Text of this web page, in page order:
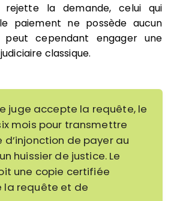
la demande, celui qui
paiement ne possède aucun
peut cependant engager une
classique.
juge accepte la requête, le
mois pour transmettre
d’injonction de payer au
huissier de justice. Le
une copie certifiée
la requête et de